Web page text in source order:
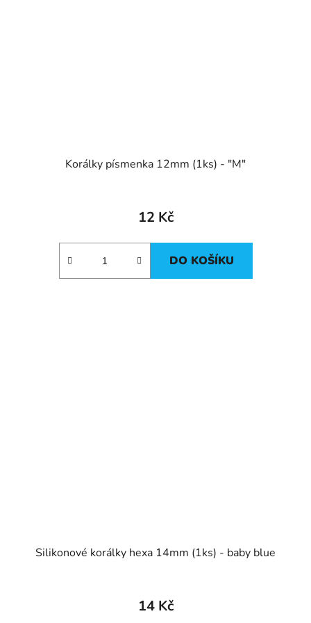
Korálky písmenka 12mm (1ks) - "M"
12 Kč
DO KOŠÍKU
Silikonové korálky hexa 14mm (1ks) - baby blue
14 Kč